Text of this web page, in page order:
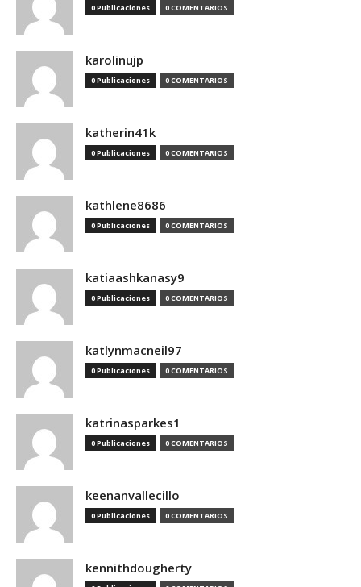
0 Publicaciones 0 COMENTARIOS
karolinujp
0 Publicaciones 0 COMENTARIOS
katherin41k
0 Publicaciones 0 COMENTARIOS
kathlene8686
0 Publicaciones 0 COMENTARIOS
katiaashkanasy9
0 Publicaciones 0 COMENTARIOS
katlynmacneil97
0 Publicaciones 0 COMENTARIOS
katrinasparkes1
0 Publicaciones 0 COMENTARIOS
keenanvallecillo
0 Publicaciones 0 COMENTARIOS
kennithdougherty